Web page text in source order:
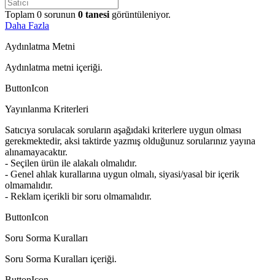
Toplam 0 sorunun 0 tanesi görüntüleniyor.
Daha Fazla
Aydınlatma Metni
Aydınlatma metni içeriği.
ButtonIcon
Yayınlanma Kriterleri
Satıcıya sorulacak soruların aşağıdaki kriterlere uygun olması
gerekmektedir, aksi taktirde yazmış olduğunuz sorularınız yayına
alınamayacaktır.
- Seçilen ürün ile alakalı olmalıdır.
- Genel ahlak kurallarına uygun olmalı, siyasi/yasal bir içerik
olmamalıdır.
- Reklam içerikli bir soru olmamalıdır.
ButtonIcon
Soru Sorma Kuralları
Soru Sorma Kuralları içeriği.